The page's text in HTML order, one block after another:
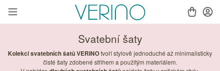
Svatební šaty
Kolekci svatebních šatů VERINOtvoří stylově jednoduché až minimalisticky
čisté šaty zdobené střihem a použitým materiálem.